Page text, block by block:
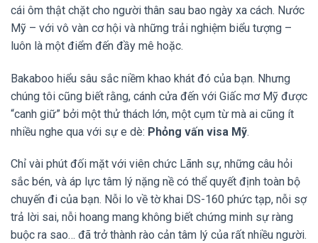
cái ôm thật chặt cho người thân sau bao ngày xa cách. Nước
Mỹ – với vô vàn cơ hội và những trải nghiệm biểu tượng –
luôn là một điểm đến đầy mê hoặc.
Bakaboo hiểu sâu sắc niềm khao khát đó của bạn. Nhưng
chúng tôi cũng biết rằng, cánh cửa đến với Giấc mơ Mỹ được
“canh giữ” bởi một thử thách lớn, một cụm từ mà ai cũng ít
nhiều nghe qua với sự e dè: Phỏng vấn visa Mỹ.
Chỉ vài phút đối mặt với viên chức Lãnh sự, những câu hỏi
sắc bén, và áp lực tâm lý nặng nề có thể quyết định toàn bộ
chuyến đi của bạn. Nỗi lo về tờ khai DS-160 phức tạp, nỗi sợ
trả lời sai, nỗi hoang mang không biết chứng minh sự ràng
buộc ra sao… đã trở thành rào cản tâm lý của rất nhiều người.